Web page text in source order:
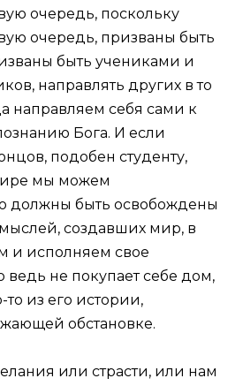
очередь, поскольку
очередь, призваны быть
быть учениками и
направлять других в то
направляем себя сами к
Бога. И если
подобен студенту,
мы можем
должны быть освобождены
создавших мир, в
и исполняем свое
ведь не покупает себе дом,
то из его истории,
обстановке.
или страсти, или нам